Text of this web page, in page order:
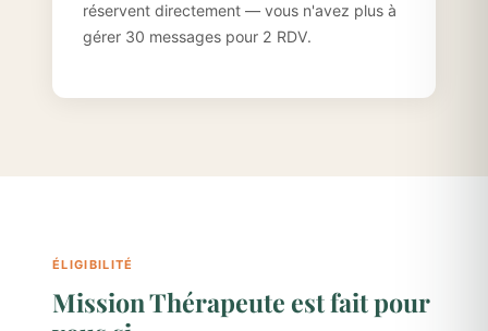
réservent directement — vous n'avez plus à
gérer 30 messages pour 2 RDV.
ÉLIGIBILITÉ
Mission Thérapeute est fait pour